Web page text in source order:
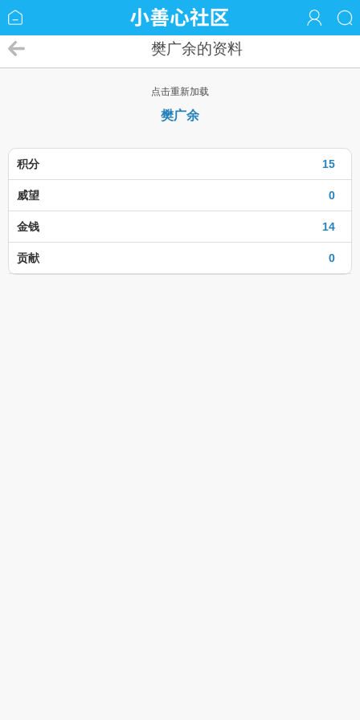
樊广余的资料
点击重新加载
樊广余
15
积分
0
威望
14
金钱
0
贡献